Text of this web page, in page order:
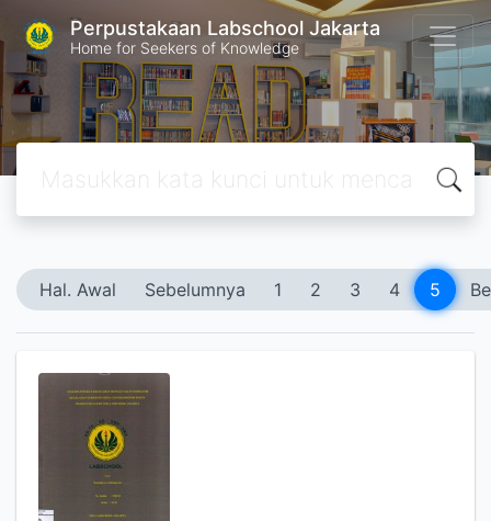
Perpustakaan Labschool Jakarta
Home for Seekers of Knowledge
Hal. Awal Sebelumnya 1 2 3 4 5